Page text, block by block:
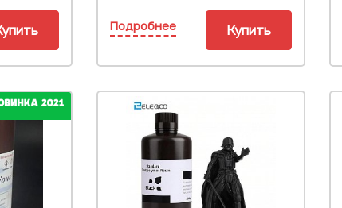
Подробнее Купить